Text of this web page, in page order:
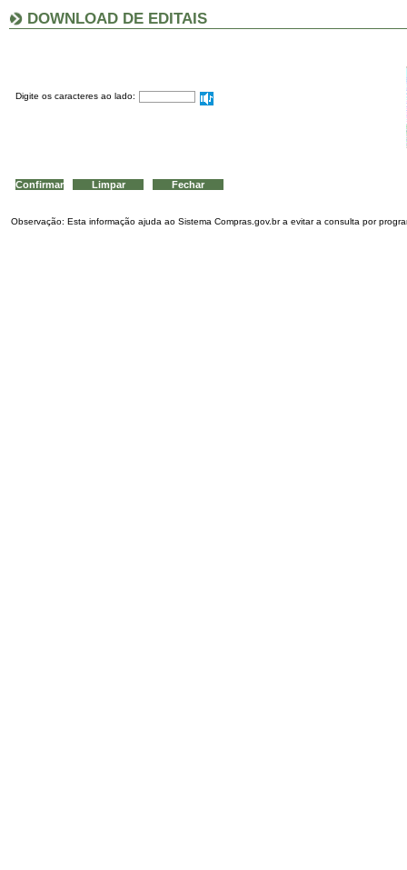
DOWNLOAD DE EDITAIS
Digite os caracteres ao lado:
Observação: Esta informação ajuda ao Sistema Compras.gov.br a evitar a consulta por